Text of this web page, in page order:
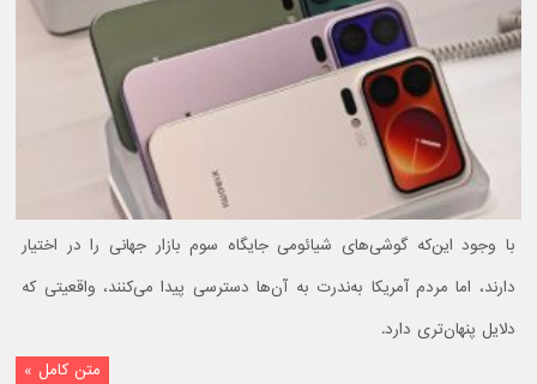
با وجود این‌که گوشی‌های شیائومی جایگاه سوم بازار جهانی را در اختیار
دارند، اما مردم آمریکا به‌ندرت به آن‌ها دسترسی پیدا می‌کنند، واقعیتی که
دلایل پنهان‌تری دارد.
متن کامل »